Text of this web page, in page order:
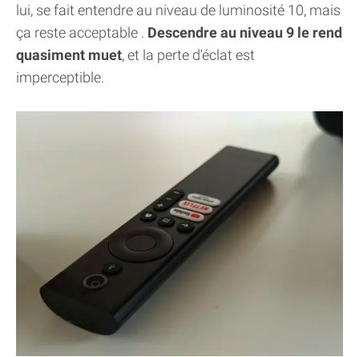
lui, se fait entendre au niveau de luminosité 10, mais
ça reste acceptable . Descendre au niveau 9 le rend
quasiment muet, et la perte d'éclat est
imperceptible.